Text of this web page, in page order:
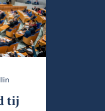
tij